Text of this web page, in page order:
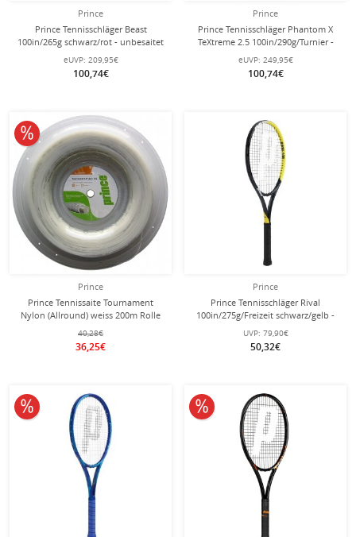
Prince
Prince Tennisschläger Beast
100in/265g schwarz/rot - unbesaitet
eUVP: 209,95€
100,74€
Prince
Prince Tennisschläger Phantom X
TeXtreme 2.5 100in/290g/Turnier -
eUVP: 249,95€
100,74€
Prince
Prince Tennissaite Tournament
Nylon (Allround) weiss 200m Rolle
40,28€
36,25€
10% reduziert
Prince
Prince Tennisschläger Rival
100in/275g/Freizeit schwarz/gelb -
UVP: 79,90€
50,32€
10% reduziert 10% reduziert